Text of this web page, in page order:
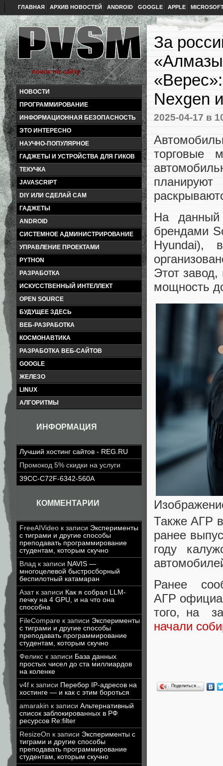
ГЛАВНАЯ АРХИВ НОВОСТЕЙ ANDROID GOOGLE APPLE
НОВОСТИ
ПРОГРАММИРОВАНИЕ
ИНФОРМАЦИОННАЯ БЕЗОПАСНОСТЬ
ЭТО ИНТЕРЕСНО
НАУЧНО-ПОПУЛЯРНОЕ
ГАДЖЕТЫ И УСТРОЙСТВА ДЛЯ ГИКОВ
ТЕКУЧКА
JAVASCRIPT
DIY ИЛИ СДЕЛАЙ САМ
ГАДЖЕТЫ
ANDROID
СИСТЕМНОЕ АДМИНИСТРИРОВАНИЕ
УПРАВЛЕНИЕ ПРОЕКТАМИ
PYTHON
РАЗРАБОТКА
ИСКУССТВЕННЫЙ ИНТЕЛЛЕКТ
OPEN SOURCE
БУДУЩЕЕ ЗДЕСЬ
ВЕБ-РАЗРАБОТКА
КОСМОНАВТИКА
РАЗРАБОТКА ВЕБ-САЙТОВ
GOOGLE
ЖЕЛЕЗО
LINUX
АЛГОРИТМЫ
ИНФОРМАЦИЯ
Лучший хостинг сайтов - REG.RU
Промокод 5% скидки на услуги
39CC-C72F-6342-560A
КОММЕНТАРИИ
FreeAIVideo к записи Эксперименты
с тиграми и другие способы
преподавать программирование
студентам, которым скучно
Влад к записи NAVIS —
многоцелевой быстросборный
беспилотный катамаран
Азатк записи Как я собрал LLM-
печку на 4 GPU, и на что она
способна
FileCompare к записи Эксперименты
с тиграми и другие способы
преподавать программирование
студентам, которым скучно
Феликс к записи База данных
простых чисел до ста миллиардов
на коленке
v4f к записи Перебор IP-адресов на
хостинге — и как с этим бороться
amarakin к записи Альтернативный
список заблокированных в РФ
ресурсов Re:filter
ResizeOn к записи Эксперименты с
тиграми и другие способы
преподавать программирование
студентам, которым скучно
За
Nexgen
2025-04-17 в
торговые
На
брендами
Hyundai),
Этот
мощность
Также АГР
ранее
году
Ранее
АГР
того, на
начали
Поделиться…